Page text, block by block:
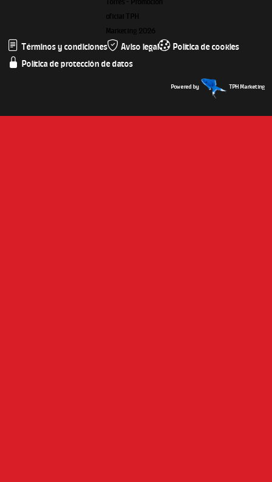
Términos y condiciones Aviso legal
Política de cookies
Política de protección de datos
Powered by TPH Marketing